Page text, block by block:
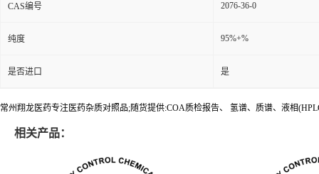
CAS编号 2076-36-0
纯度 95%+%
是否进口 是
常州翔龙医药专注医药杂质对照品;随货提供:COA质检报告、 氢谱、质谱、液相
相关产品：